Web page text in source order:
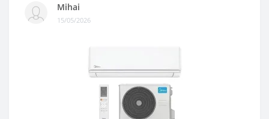
Mihai
15/05/2026